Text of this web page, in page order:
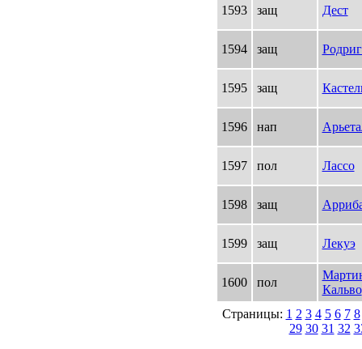
1593 защ Дест
1594 защ
1595 защ
1596 нап
1597 пол Лассо
1598 защ
1599 защ Лекуэ
1600 пол
Кальво
Страницы: 1 2 3 4 5 6 7 8
29 30 31 32